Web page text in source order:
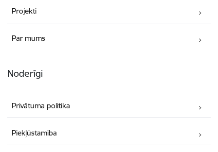
Projekti
Par mums
Noderīgi
Privātuma politika
Piekļūstamība